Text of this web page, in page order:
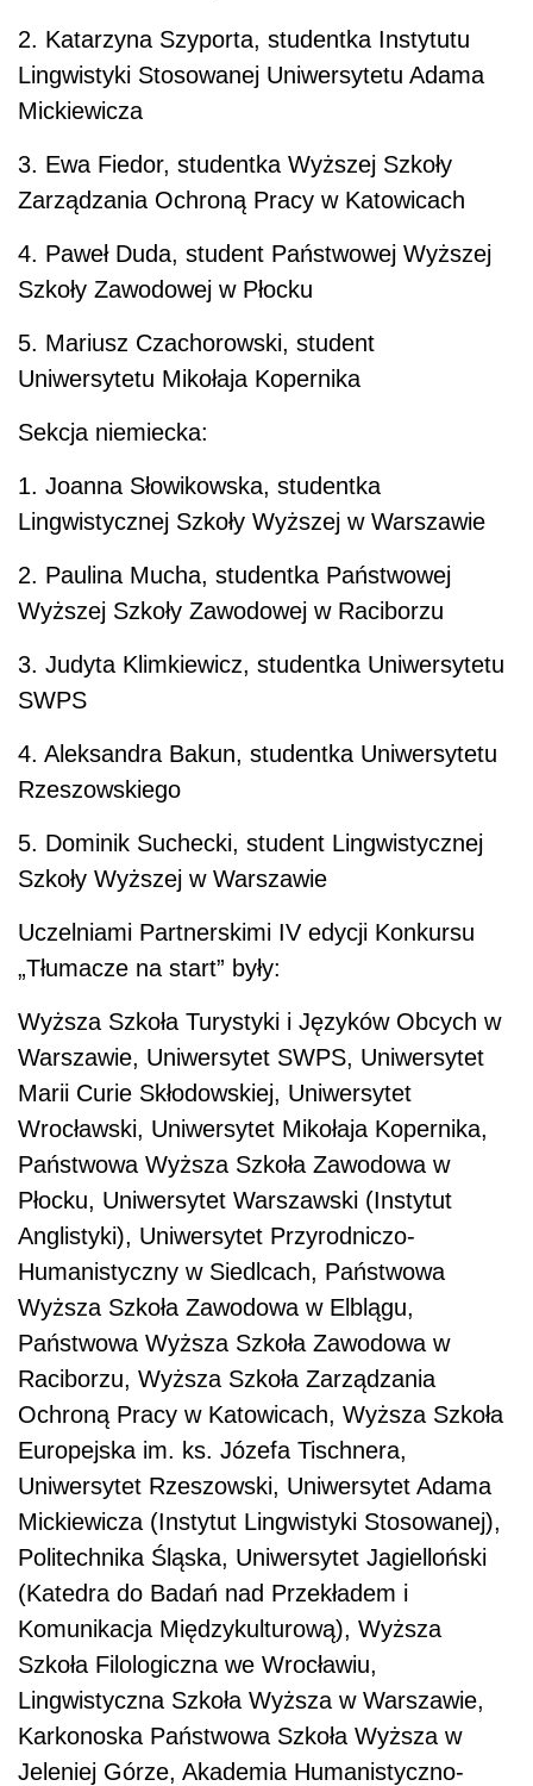
2. Katarzyna Szyporta, studentka Instytutu
Lingwistyki Stosowanej Uniwersytetu Adama
Mickiewicza
3. Ewa Fiedor, studentka Wyższej Szkoły
Zarządzania Ochroną Pracy w Katowicach
4. Paweł Duda, student Państwowej Wyższej
Szkoły Zawodowej w Płocku
5. Mariusz Czachorowski, student
Uniwersytetu Mikołaja Kopernika
Sekcja niemiecka:
1. Joanna Słowikowska, studentka
Lingwistycznej Szkoły Wyższej w Warszawie
2. Paulina Mucha, studentka Państwowej
Wyższej Szkoły Zawodowej w Raciborzu
3. Judyta Klimkiewicz, studentka Uniwersytetu
SWPS
4. Aleksandra Bakun, studentka Uniwersytetu
Rzeszowskiego
5. Dominik Suchecki, student Lingwistycznej
Szkoły Wyższej w Warszawie
Uczelniami Partnerskimi IV edycji Konkursu
„Tłumacze na start” były:
Wyższa Szkoła Turystyki i Języków Obcych w
Warszawie, Uniwersytet SWPS, Uniwersytet
Marii Curie Skłodowskiej, Uniwersytet
Wrocławski, Uniwersytet Mikołaja Kopernika,
Państwowa Wyższa Szkoła Zawodowa w
Płocku, Uniwersytet Warszawski (Instytut
Anglistyki), Uniwersytet Przyrodniczo-
Humanistyczny w Siedlcach, Państwowa
Wyższa Szkoła Zawodowa w Elblągu,
Państwowa Wyższa Szkoła Zawodowa w
Raciborzu, Wyższa Szkoła Zarządzania
Ochroną Pracy w Katowicach, Wyższa Szkoła
Europejska im. ks. Józefa Tischnera,
Uniwersytet Rzeszowski, Uniwersytet Adama
Mickiewicza (Instytut Lingwistyki Stosowanej),
Politechnika Śląska, Uniwersytet Jagielloński
(Katedra do Badań nad Przekładem i
Komunikacja Międzykulturową), Wyższa
Szkoła Filologiczna we Wrocławiu,
Lingwistyczna Szkoła Wyższa w Warszawie,
Karkonoska Państwowa Szkoła Wyższa w
Jeleniej Górze, Akademia Humanistyczno-